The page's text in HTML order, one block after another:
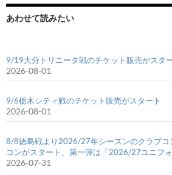
あわせて読みたい
9/19大分トリニータ戦のチケット販売がスタ
2026-08-01
9/6栃木シティ戦のチケット販売がスタート
2026-08-01
8/8徳島戦より2026/27年シーズンのクラブコ
コンがスタート、第一弾は「2026/27ユニフォ
2026-07-31